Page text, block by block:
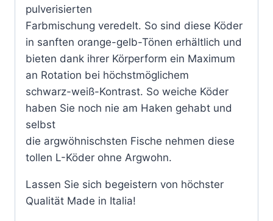
pulverisierten
Farbmischung veredelt. So sind diese Köder
in sanften orange-gelb-Tönen erhältlich und
bieten dank ihrer Körperform ein Maximum
an Rotation bei höchstmöglichem
schwarz-weiß-Kontrast. So weiche Köder
haben Sie noch nie am Haken gehabt und
selbst
die argwöhnischsten Fische nehmen diese
tollen L-Köder ohne Argwohn.
Lassen Sie sich begeistern von höchster
Qualität Made in Italia!